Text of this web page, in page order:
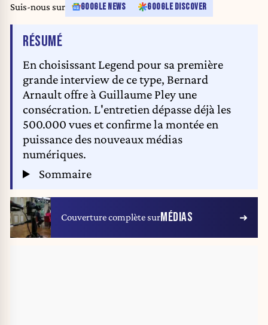
Suis-nous sur GOOGLE NEWS GOOGLE DISCOVER
RÉSUMÉDE L'ARTICLE
En choisissant Legend pour sa première
grande interview de ce type, Bernard
Arnault offre à Guillaume Pley une
consécration. L'entretien dépasse déjà les
500.000 vues et confirme la montée en
puissance des nouveaux médias
numériques.
Sommaire
Couverture complète surMÉDIAS